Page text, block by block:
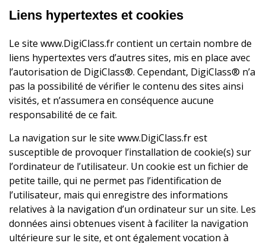
Liens hypertextes et cookies
Le site www.DigiClass.fr contient un certain nombre de
liens hypertextes vers d’autres sites, mis en place avec
l’autorisation de DigiClass®. Cependant, DigiClass® n’a
pas la possibilité de vérifier le contenu des sites ainsi
visités, et n’assumera en conséquence aucune
responsabilité de ce fait.
La navigation sur le site www.DigiClass.fr est
susceptible de provoquer l’installation de cookie(s) sur
l’ordinateur de l’utilisateur. Un cookie est un fichier de
petite taille, qui ne permet pas l’identification de
l’utilisateur, mais qui enregistre des informations
relatives à la navigation d’un ordinateur sur un site. Les
données ainsi obtenues visent à faciliter la navigation
ultérieure sur le site, et ont également vocation à